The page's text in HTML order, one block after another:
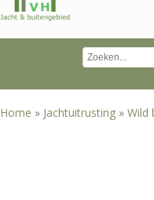
Home » Jachtuitrusting » Wild